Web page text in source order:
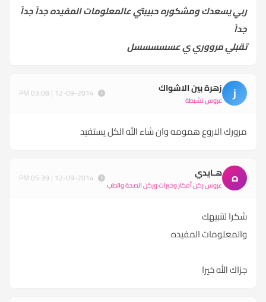
ربي يسعدك ومشكوره حبيبتي عالمعلومات المفيده جداً جداً
جداً
تقبلي مرووري ي عسسسسسل
ز زهرة بين الاشواك
عروس نشيطة
مرورك الاروع همومه وان شاء الله الكل يستفيد
ه هـايدي
عروس ركن أفكار وخبرات وركن الصحة والطب
شكرا لتنبيهك
والمعلومات المفيده
جزاك الله خيرا